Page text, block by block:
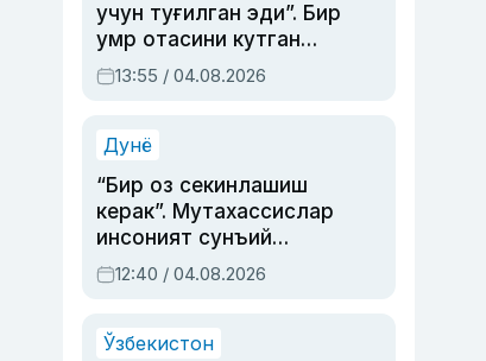
учун туғилган эди”. Бир
умр отасини кутган
актриса ва дубльяж
устаси Римма
синовларга тўла ҳаёти
13:55 / 04.08.2026
Дунё
“Бир оз секинлашиш
керак”. Мутахассислар
инсоният сунъий
интеллектни бошқара
олмай қолишидан
12:40 / 04.08.2026
Ўзбекистон